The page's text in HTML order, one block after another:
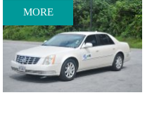
MORE